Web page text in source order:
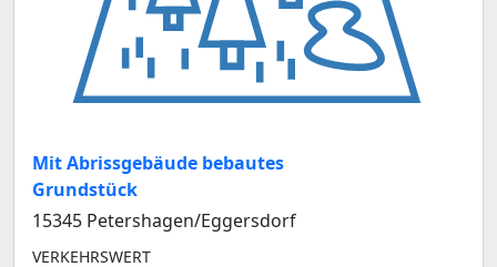
Mit Abrissgebäude bebautes
Grundstück
15345 Petershagen/Eggersdorf
VERKEHRSWERT